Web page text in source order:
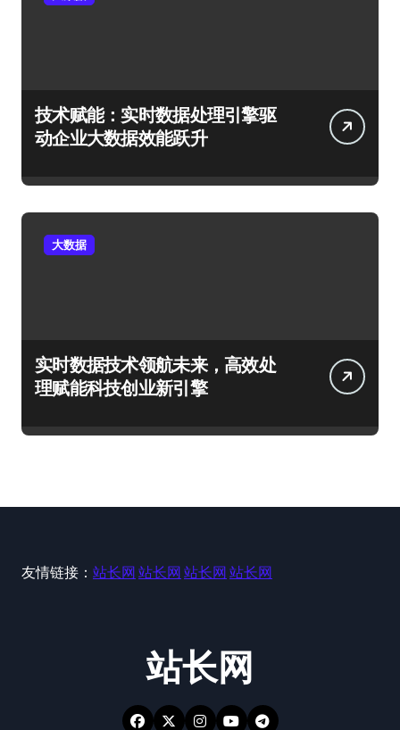
技术赋能：实时数据处理引擎驱
动企业大数据效能跃升
大数据
实时数据技术领航未来，高效处
理赋能科技创业新引擎
友情链接： 站长网 站长网 站长网 站长网
站长网